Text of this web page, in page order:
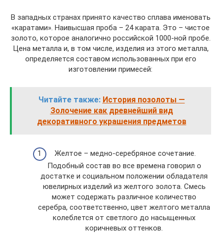
В западных странах принято качество сплава именовать
«каратами». Наивысшая проба – 24 карата. Это – чистое
золото, которое аналогично российской 1000-ной пробе.
Цена металла и, в том числе, изделия из этого металла,
определяется составом использованных при его
изготовлении примесей:
Читайте также: История позолоты —
Золочение как древнейший вид
декоративного украшения предметов
Желтое – медно-серебряное сочетание.
Подобный состав во все времена говорил о
достатке и социальном положении обладателя
ювелирных изделий из желтого золота. Смесь
может содержать различное количество
серебра, соответственно, цвет желтого металла
колеблется от светлого до насыщенных
коричневых оттенков.